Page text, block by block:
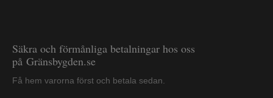
Säkra och förmånliga betalningar hos oss
på Gränsbygden.se
Få hem varorna först och betala sedan.